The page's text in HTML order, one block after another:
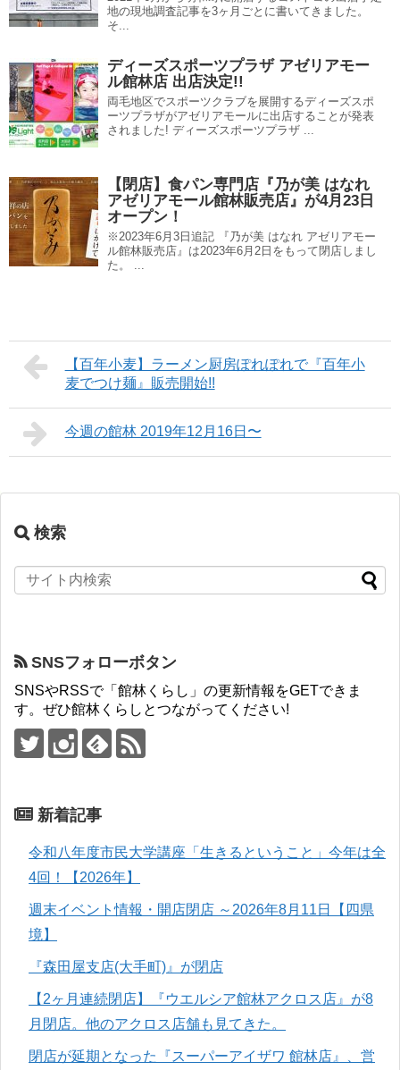
地の現地調査記事を3ヶ月ごとに書いてきました。
そ...
ディーズスポーツプラザ アゼリアモー
ル館林店 出店決定!!
両毛地区でスポーツクラブを展開するディーズスポ
ーツプラザがアゼリアモールに出店することが発表
されました! ディーズスポーツプラザ ...
【閉店】食パン専門店『乃が美 はなれ
アゼリアモール館林販売店』が4月23日
オープン！
※2023年6月3日追記 『乃が美 はなれ アゼリアモー
ル館林販売店』は2023年6月2日をもって閉店しまし
た。 ...
【百年小麦】ラーメン厨房ぽれぽれで『百年小
麦でつけ麺』販売開始!!
今週の館林 2019年12月16日〜
検索
SNSフォローボタン
SNSやRSSで「館林くらし」の更新情報をGETできま
す。ぜひ館林くらしとつながってください!
新着記事
令和八年度市民大学講座「生きるということ」今年は全
4回！【2026年】
週末イベント情報・開店閉店 ～2026年8月11日【四県
境】
『森田屋支店(大手町)』が閉店
【2ヶ月連続閉店】『ウエルシア館林アクロス店』が8
月閉店。他のアクロス店舗も見てきた。
閉店が延期となった『スーパーアイザワ 館林店』、営